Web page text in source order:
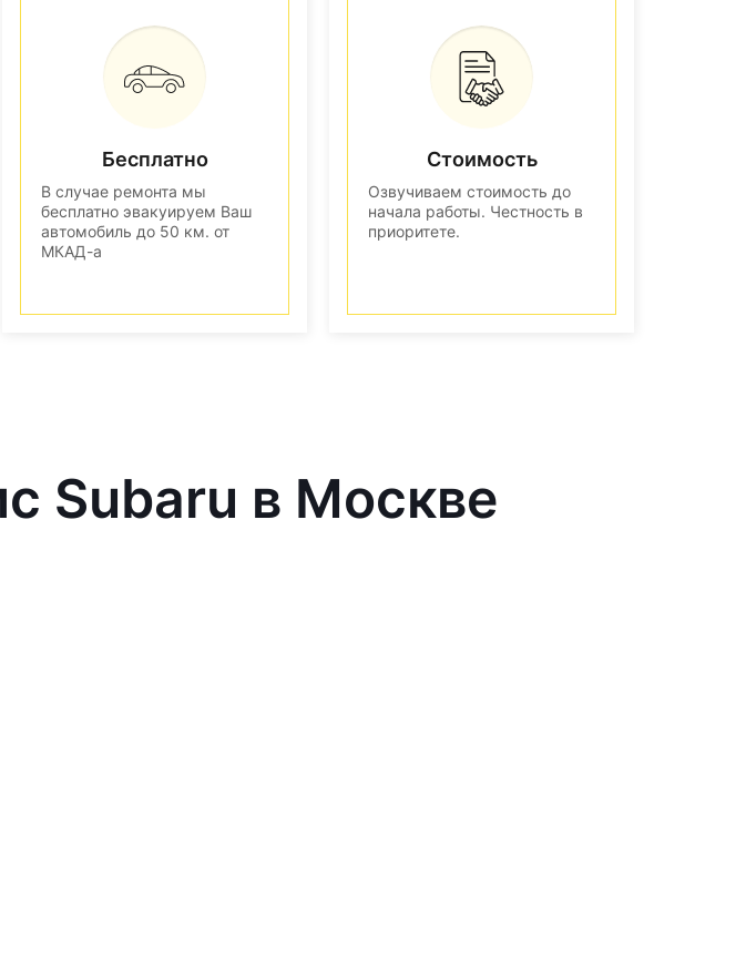
Бесплатно
В случае ремонта мы
бесплатно эвакуируем Ваш
автомобиль до 50 км. от
МКАД-а
Стоимость
Озвучиваем стоимость до
начала работы. Честность в
приоритете.
Subaru в Москве